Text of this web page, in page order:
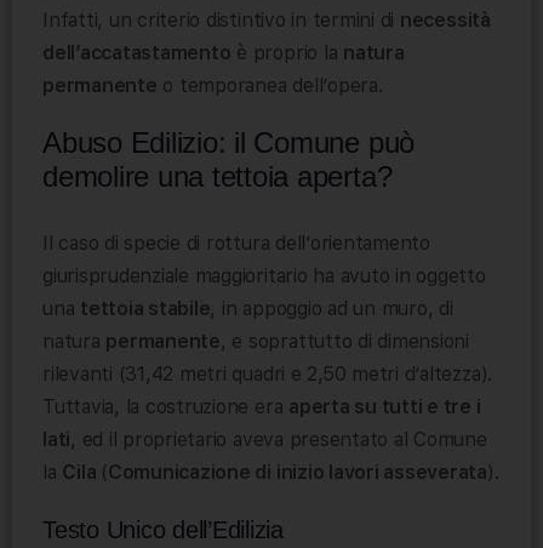
Infatti, un criterio distintivo in termini di necessità
dell’accatastamento è proprio la natura
permanente o temporanea dell’opera.
Abuso Edilizio: il Comune può
demolire una tettoia aperta?
Il caso di specie di rottura dell’orientamento
giurisprudenziale maggioritario ha avuto in oggetto
una tettoia stabile, in appoggio ad un muro, di
natura permanente, e soprattutto di dimensioni
rilevanti (31,42 metri quadri e 2,50 metri d’altezza).
Tuttavia, la costruzione era aperta su tutti e tre i
lati, ed il proprietario aveva presentato al Comune
la Cila (Comunicazione di inizio lavori asseverata).
Testo Unico dell’Edilizia